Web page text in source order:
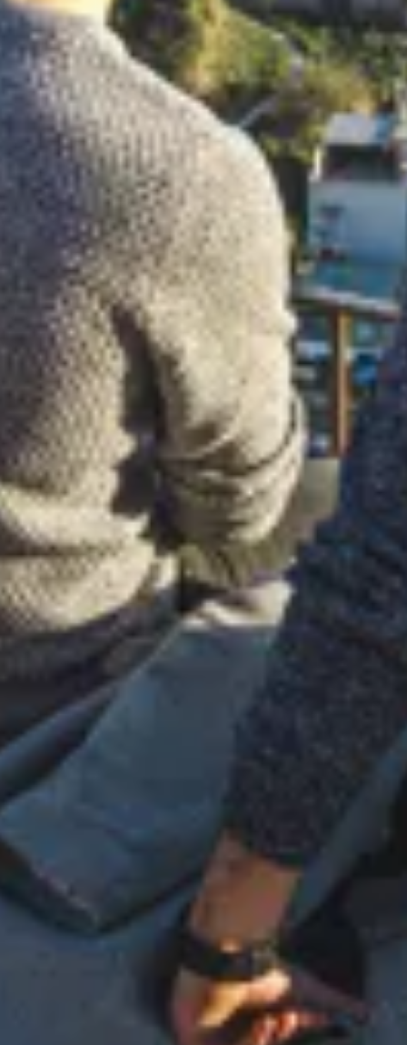
Barcelona representa también una
puerta de entrada
para explorar España y el resto de Europa , lo que
permite al estudiante aprovechar su estancia para
descubrir otras zonas de la geografía catalana y española
o pasar un fin de semana en capitales europeas como
Milán, Londres o París.
Si la pasión por eldiseño , la animación
o
fotografía
corre por tus venas, no lo pienses y disfruta
de unaexperiencia educativa inolvidable en LCI
Barcelona.¡Te esperamos!
Datos que te serán útiles
Para ayudarte a planificar tu estancia, aquí tienes una
tabla con los
gastos mensuales aproximados
Barcelona (ten en cuenta que las cifras pueden variar
según el barrio, el tipo de alojamiento y las actividades
que realices):
Tipología
Teléfono 45€
Comida 200€ - 300€
60€
60€